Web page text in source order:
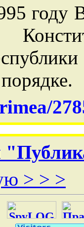
году
> > >